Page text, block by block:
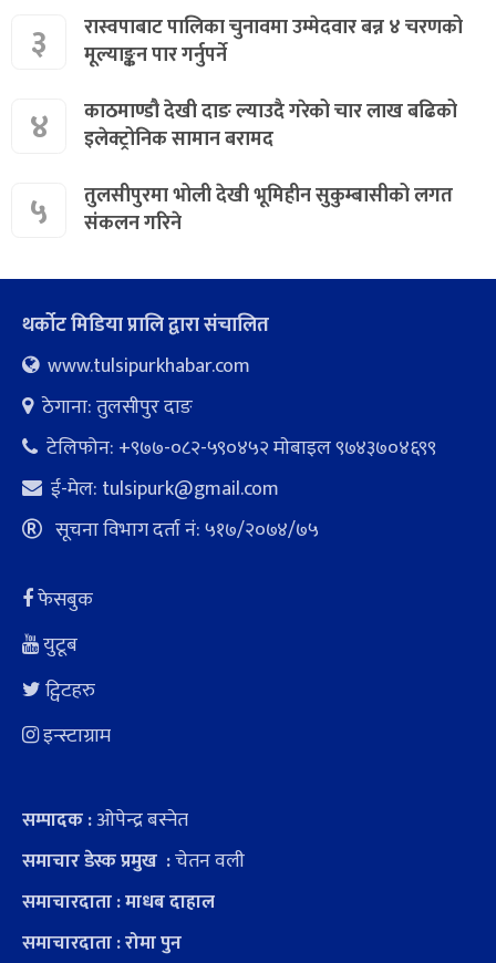
३
रास्वपाबाट पालिका चुनावमा उम्मेदवार बन्न ४ चरणको
मूल्याङ्कन पार गर्नुपर्ने
४
काठमाण्डौ देखी दाङ ल्याउदै गरेको चार लाख बढिको
इलेक्ट्रोनिक सामान बरामद
५
तुलसीपुरमा भोली देखी भूमिहीन सुकुम्बासीको लगत
संकलन गरिने
थर्कोट मिडिया प्रालि द्वारा संचालित
www.tulsipurkhabar.com
ठेगाना: तुलसीपुर दाङ
टेलिफोन: +९७७-०८२-५९०४५२ माेबाइल ९७४३७०४६९९
ई-मेल: tulsipurk@gmail.com
सूचना विभाग दर्ता नं: ५१७/२०७४/७५
फेसबुक
युटूब
ट्विटहरु
इन्स्टाग्राम
सम्पादक :ओपेन्द्र बस्नेत
समाचार डेस्क प्रमुख :चेतन वली
समाचारदाता : माधब दाहाल
समाचारदाता : रोमा पुन